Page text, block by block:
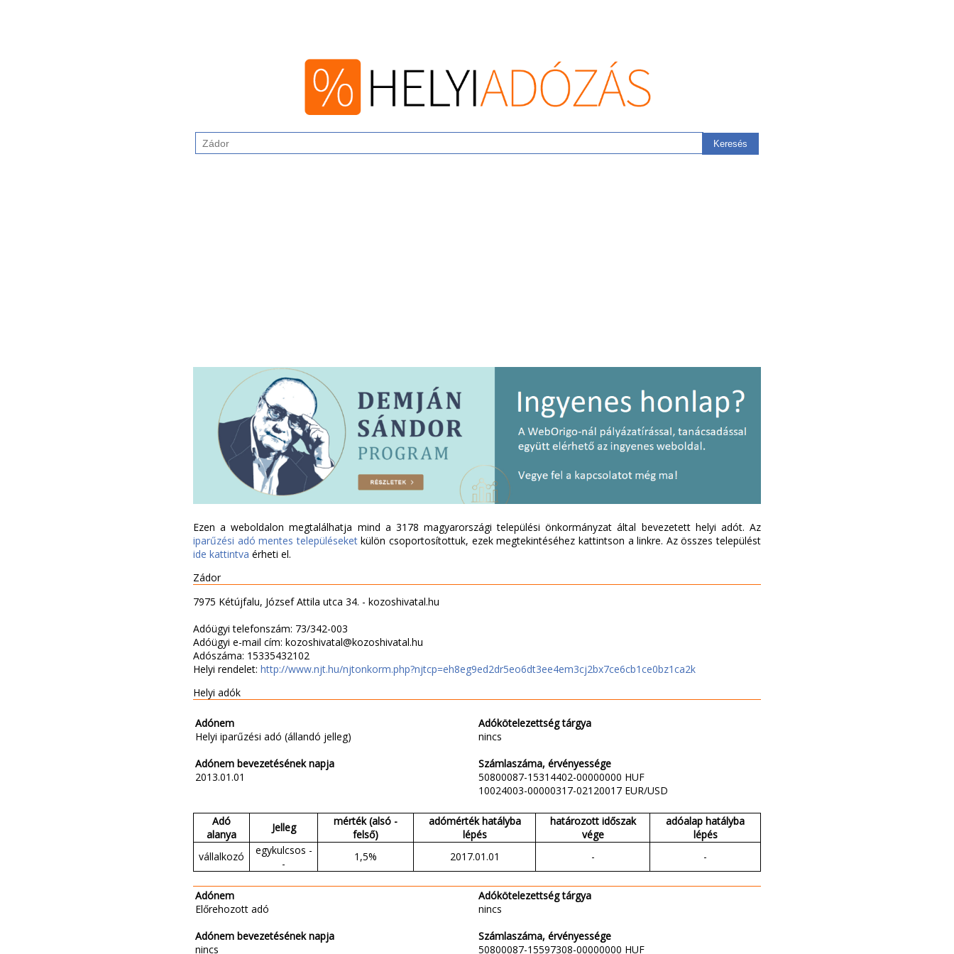
Ezen a weboldalon megtalálhatja mind a 3178 magyarországi települési önkormányzat által bevezetett helyi adót. Az
iparűzési adó mentes településeketkülön csoportosítottuk, ezek megtekintéséhez kattintson a linkre. Az összes települést
ide kattintva érheti el.
Zádor
7975 Kétújfalu, József Attila utca 34. - kozoshivatal.hu
Adóügyi telefonszám: 73/342-003
Adóügyi e-mail cím: kozoshivatal@kozoshivatal.hu
Adószáma: 15335432102
Helyi rendelet: http://www.njt.hu/njtonkorm.php?njtcp=eh8eg9ed2dr5eo6dt3ee4em3cj2bx7ce6cb1ce0bz1ca2k
Helyi adók
Adónem
Helyi iparűzési adó (állandó jelleg)
Adónem bevezetésének napja
2013.01.01
Adókötelezettség tárgya
nincs
Számlaszáma, érvényessége
50800087-15314402-00000000 HUF
10024003-00000317-02120017 EUR/USD
Adó
alanya
Jelleg
mérték (alsó -
felső)
adómérték hatályba
lépés
határozott időszak
vége
adóalap hatályba
lépés
vállalkozó
egykulcsos -
-
1,5% 2017.01.01 - -
Adónem
Előrehozott adó
Adónem bevezetésének napja
nincs
Adókötelezettség tárgya
nincs
Számlaszáma, érvényessége
50800087-15597308-00000000 HUF